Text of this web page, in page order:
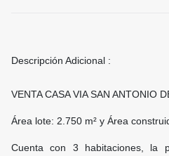
Descripción Adicional :
VENTA CASA VIA SAN ANTONIO
Área lote: 2.750 m² y Área
Cuenta con 3 habitaciones, la